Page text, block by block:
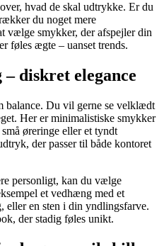
hvad de skal udtrykke. Er du
du noget mere
vælge smykker, der afspejler din
føles ægte – uanset trends.
diskret elegance
balance. Du vil gerne se velklædt
Her er minimalistiske smykker
øreringe eller et tyndt
der passer til både kontoret
personligt, kan du vælge
et vedhæng med et
eller en sten i din yndlingsfarve.
der stadig føles unikt.